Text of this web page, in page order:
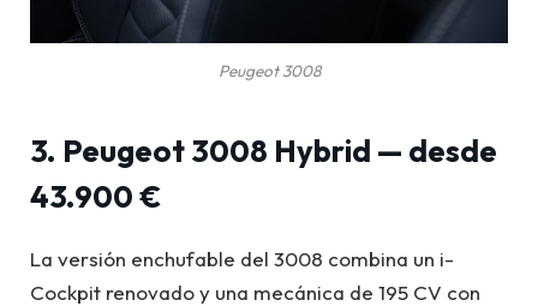
Peugeot 3008
3. Peugeot 3008 Hybrid — desde
43.900 €
La versión enchufable del 3008 combina un i-
Cockpit renovado y una mecánica de 195 CV con